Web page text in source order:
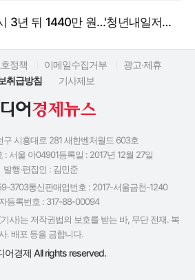
월 10만 원 저축 시 3년 뒤 1440만 원…'청년내일저축계좌' 신규 모집
정책 이메일수집거부
광고·제휴
취급방침
기사제보
구 시흥대로 281 새한벤처월드 603호
: 서울 아04901등록일 : 2017년 12월 27일
발행·편집인 : 김민준
3703통신판매업번호 : 2017-서울금천-1240
등록번호 : 317-88-00094
사)는 저작권법의 보호를 받는 바, 무단 전재. 복
사. 배포 등을 금합니다.
경제 All rights reserved.